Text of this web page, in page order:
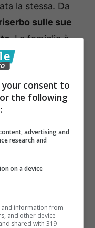
la stessa. Da
sulle sue
. La famiglia è
mentre
non fanno mai
e
e non solo,
delle notizie
Benetton
consent to
the following
advertising and
research and
on a device
information from
and other device
shared with 319